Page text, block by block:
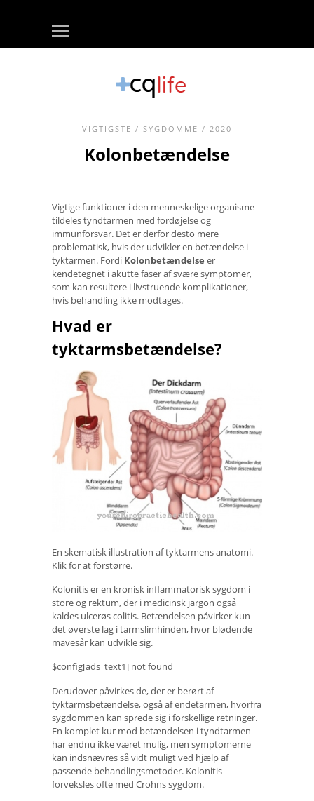
VIGTIGSTE / SYGDOMME / 2020
Kolonbetændelse
Vigtige funktioner i den menneskelige organisme
tildeles tyndtarmen med fordøjelse og
immunforsvar. Det er derfor desto mere
problematisk, hvis der udvikler en betændelse i
tyktarmen. Fordi Kolonbetændelse er
kendetegnet i akutte faser af svære symptomer,
som kan resultere i livstruende komplikationer,
hvis behandling ikke modtages.
Hvad er
tyktarmsbetændelse?
En skematisk illustration af tyktarmens anatomi.
Klik for at forstørre.
Kolonitis er en kronisk inflammatorisk sygdom i
store og rektum, der i medicinsk jargon også
kaldes ulcerøs colitis. Betændelsen påvirker kun
det øverste lag i tarmslimhinden, hvor blødende
mavesår kan udvikle sig.
$config[ads_text1] not found
Derudover påvirkes de, der er berørt af
tyktarmsbetændelse, også af endetarmen, hvorfra
sygdommen kan sprede sig i forskellige retninger.
En komplet kur mod betændelsen i tyndtarmen
har endnu ikke været mulig, men symptomerne
kan indsnævres så vidt muligt ved hjælp af
passende behandlingsmetoder. Kolonitis
forveksles ofte med Crohns sygdom.